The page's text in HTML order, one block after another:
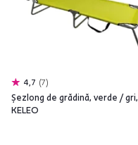
4,7 7
Şezlong de grădină, verde / gri,
KELEO